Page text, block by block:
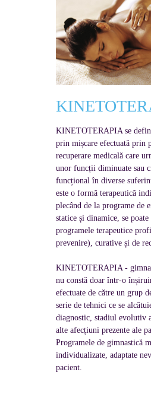
KINETOTERAPIA se
prin mișcare efectuată prin
recuperare medicală care
unor funcții diminuate sau
funcțional în diverse
este o formă terapeutică
plecând de la programe de
statice și dinamice, se
programele terapeutice
prevenire), curative și de
KINETOTERAPIA -
nu constă doar într-o
efectuate de către un grup
serie de tehnici ce se
diagnostic, stadiul evolutiv
alte afecțiuni prezente ale
Programele de gimnastică
individualizate, adaptate
pacient.